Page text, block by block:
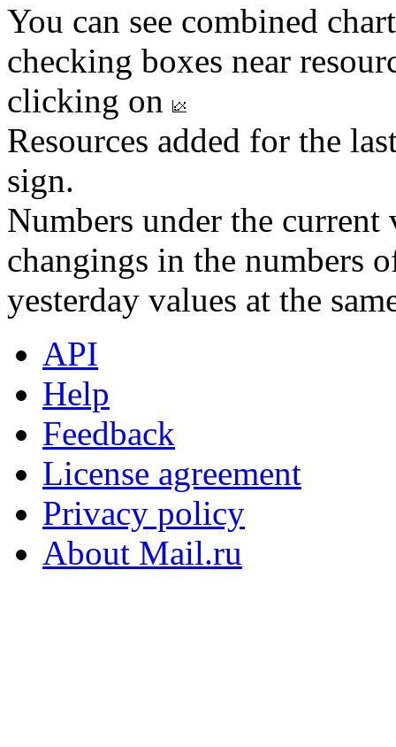
You can see combined
checking boxes near
clicking on
Resources added for the
sign.
Numbers under the
changings in the numbers
yesterday values at the
API
Help
Feedback
License agreement
Privacy policy
About Mail.ru